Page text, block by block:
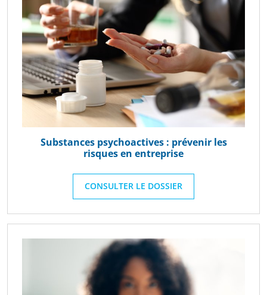
Substances psychoactives : prévenir les
risques en entreprise
CONSULTER LE DOSSIER